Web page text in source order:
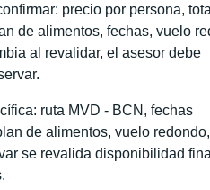
precio por persona,
de alimentos, fechas, vuelo
al revalidar, el asesor debe
ruta MVD - BCN, fechas
de alimentos, vuelo redondo,
se revalida disponibilidad